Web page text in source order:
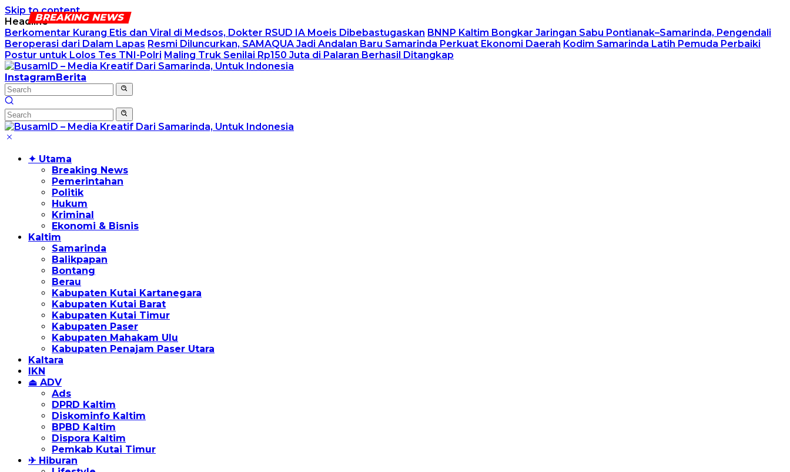
Skip to content
Headline
Berkomentar Kurang Etis dan Viral di Medsos, Dokter RSUD IA Moeis Dibebastugaskan BNNP Kaltim Bongkar Jaringan Sabu Pontianak–Samarinda, Pengendali
Beroperasi dari Dalam Lapas Resmi Diluncurkan, SAMAQUA Jadi Andalan Baru Samarinda Perkuat Ekonomi Daerah Kodim Samarinda Latih Pemuda Perbaiki
Postur untuk Lolos Tes TNI-Polri Maling Truk Senilai Rp150 Juta di Palaran Berhasil Ditangkap
InstagramBerita
✦ Utama
Breaking News
Pemerintahan
Politik
Hukum
Kriminal
Ekonomi & Bisnis
Kaltim
Samarinda
Balikpapan
Bontang
Berau
Kabupaten Kutai Kartanegara
Kabupaten Kutai Barat
Kabupaten Kutai Timur
Kabupaten Paser
Kabupaten Mahakam Ulu
Kabupaten Penajam Paser Utara
Kaltara
IKN
⏏ ADV
Ads
DPRD Kaltim
Diskominfo Kaltim
BPBD Kaltim
Dispora Kaltim
Pemkab Kutai Timur
✈ Hiburan